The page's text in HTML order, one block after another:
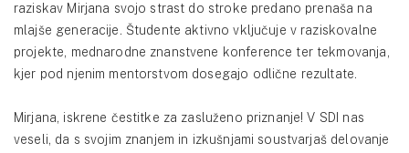
raziskav Mirjana svojo strast do stroke predano prenaša na
mlajše generacije. Študente aktivno vključuje v raziskovalne
projekte, mednarodne znanstvene konference ter tekmovanja,
kjer pod njenim mentorstvom dosegajo odlične rezultate.
Mirjana, iskrene čestitke za zasluženo priznanje! V SDI nas
veseli, da s svojim znanjem in izkušnjami soustvarjaš delovanje